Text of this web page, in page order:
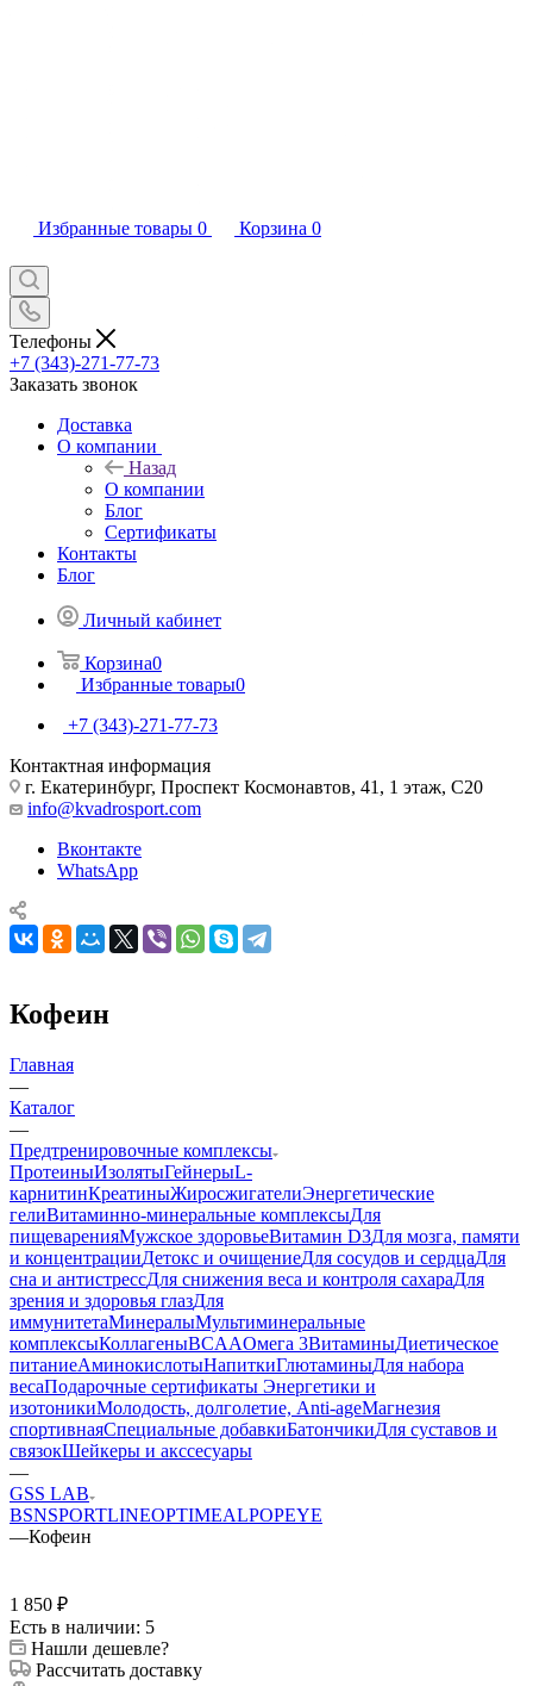
Избранные товары 0 Корзина 0
Телефоны
+7 (343)-271-77-73
Заказать звонок
Доставка
О компании
Назад
О компании
Блог
Сертификаты
Контакты
Блог
Личный кабинет
Корзина0
Избранные товары0
+7 (343)-271-77-73
Контактная информация
г. Екатеринбург, Проспект Космонавтов, 41, 1 этаж, С20
info@kvadrosport.com
Вконтакте
WhatsApp
Кофеин
Главная
—
Каталог
—
Предтренировочные комплексы
ПротеиныИзолятыГейнерыL-
карнитинКреатиныЖиросжигателиЭнергетические
гелиВитаминно-минеральные комплексыДля
пищеваренияМужское здоровьеВитамин D3Для мозга, памяти
и концентрацииДетокс и очищениеДля сосудов и сердцаДля
сна и антистрессДля снижения веса и контроля сахараДля
зрения и здоровья глазДля
иммунитетаМинералыМультиминеральные
комплексыКоллагеныBCAAОмега 3ВитаминыДиетическое
питаниеАминокислотыНапиткиГлютаминыДля набора
весаПодарочные сертификаты Энергетики и
изотоникиМолодость, долголетие, Anti-ageМагнезия
спортивнаяСпециальные добавкиБатончикиДля суставов и
связокШейкеры и акссесуары
—
GSS LAB
BSNSPORTLINEOPTIMEALPOPEYE
—Кофеин
1 850 ₽
Есть в наличии: 5
Нашли дешевле?
Рассчитать доставку